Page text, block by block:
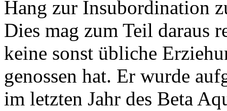
Hang zur Insubordination
Dies mag zum Teil daraus
keine sonst übliche
genossen hat. Er wurde
im letzten Jahr des Beta